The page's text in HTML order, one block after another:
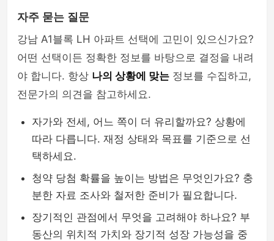
자주 묻는 질문
강남 A1블록 LH 아파트 선택에 고민이 있으신가요?
어떤 선택이든 정확한 정보를 바탕으로 결정을 내려
야 합니다. 항상 나의 상황에 맞는 정보를 수집하고,
전문가의 의견을 참고하세요.
자가와 전세, 어느 쪽이 더 유리할까요? 상황에
따라 다릅니다. 재정 상태와 목표를 기준으로 선
택하세요.
청약 당첨 확률을 높이는 방법은 무엇인가요? 충
분한 자료 조사와 철저한 준비가 필요합니다.
장기적인 관점에서 무엇을 고려해야 하나요? 부
동산의 위치적 가치와 장기적 성장 가능성을 중